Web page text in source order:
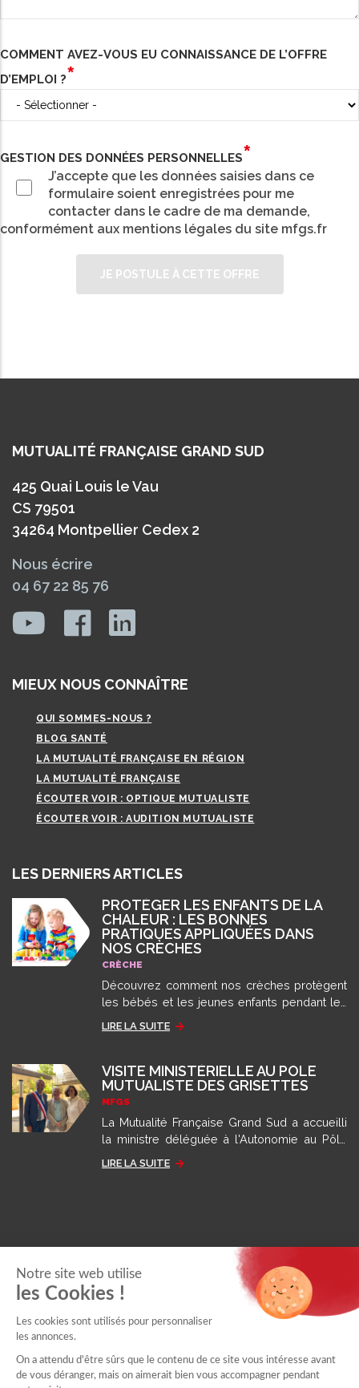
Notre site web utilise
les Cookies !
Les cookies sont utilisés pour personnaliser
les annonces.
On a attendu d'être sûrs que le contenu de ce site vous intéresse avant
de vous déranger, mais on aimerait bien vous accompagner pendant
COMMENT AVEZ-VOUS EU CONNAISSANCE DE L’OFFRE
D’EMPLOI ?
GESTION DES DONNÉES PERSONNELLES
J’accepte que les données saisies dans ce
formulaire soient enregistrées pour me
contacter dans le cadre de ma demande,
conformément aux mentions légales du site mfgs.fr
MUTUALITÉ FRANÇAISE GRAND SUD
425 Quai Louis le Vau
CS 79501
34264 Montpellier Cedex 2
Nous écrire
04 67 22 85 76
MIEUX NOUS CONNAÎTRE
QUI SOMMES-NOUS ?
BLOG SANTÉ
LA MUTUALITÉ FRANÇAISE EN RÉGION
LA MUTUALITÉ FRANÇAISE
ÉCOUTER VOIR : OPTIQUE MUTUALISTE
ÉCOUTER VOIR : AUDITION MUTUALISTE
LES DERNIERS ARTICLES
PROTÉGER LES ENFANTS DE LA
CHALEUR : LES BONNES
PRATIQUES APPLIQUÉES DANS
NOS CRÈCHES
CRÈCHE
Découvrez comment nos crèches protègent
les bébés et les jeunes enfants pendant les
grâce aux recommandations des autorités
LIRE LA SUITE
VISITE MINISTÉRIELLE AU PÔLE
MUTUALISTE DES GRISETTES
MFGS
La Mutualité Française Grand Sud a accueilli
la ministre déléguée à l'Autonomie au Pôle
d'accompagnement.
LIRE LA SUITE